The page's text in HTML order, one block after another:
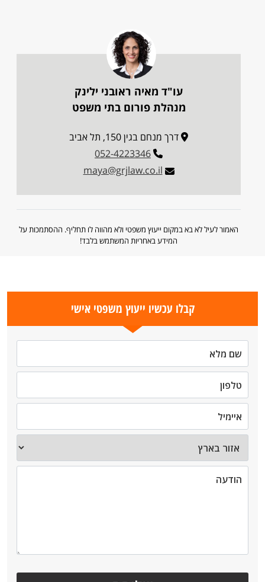
עו"ד מאיה ראובני ילינק
מנהלת פורום בתי משפט
דרך מנחם בגין 150, תל אביב
052-4223346
maya@grjlaw.co.il
האמור לעיל לא בא במקום ייעוץ משפטי ולא מהווה לו תחליף. ההסתמכות על
המידע באחריות המשתמש בלבד!
קבלו עכשיו ייעוץ משפטי אישי